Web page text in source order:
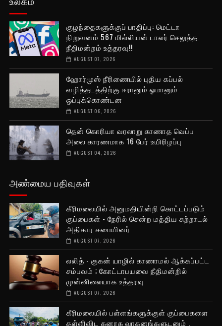
குழந்தைகளுக்குப் பாதிப்பு: மெட்டா
நிறுவனம் 567 மில்லியன் டாலர் செலுத்த
நீதிமன்றம் உத்தரவு!!
AUGUST 07, 2026
ஹோர்முஸ் நீரிணையில் புதிய கப்பல்
வழித்தடத்திற்கு ஈரானும் ஓமானும்
ஒப்புக்கொண்டன
AUGUST 06, 2026
தென் கொரியா வரலாறு காணாத வெப்ப
அலை காரணமாக 16 பேர் உயிரிழப்பு
AUGUST 04, 2026
அண்மைய பதிவுகள்
கீரிமலையில் அனுமதியின்றி கொட்டப்படும்
குப்பைகள் - நேரில் சென்ற மத்திய சுற்றாடல்
அதிகார சபையினர்
AUGUST 07, 2026
லலித் - குகன் யாழில் காணாமல் ஆக்கப்பட்ட
சம்பவம் ; கோட்டாபயவை நீதிமன்றில்
முன்னிலையாக உத்தரவு
AUGUST 07, 2026
கீரிமலையில் பள்ளங்களுக்குள் குப்பைகளை
தள்ளிவிட கனரக வாகனங்களுடனும் ,